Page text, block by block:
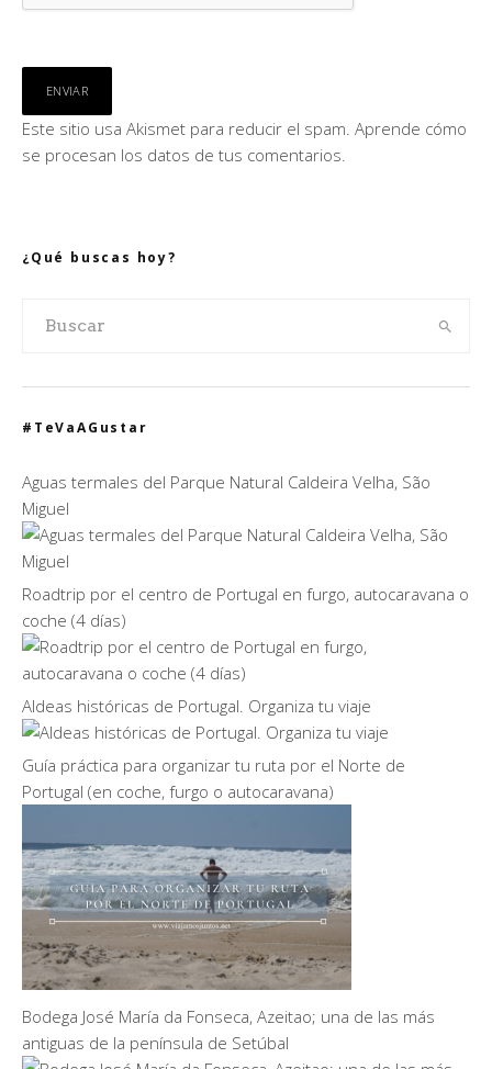
Este sitio usa Akismet para reducir el spam. Aprende cómo
se procesan los datos de tus comentarios.
¿Qué buscas hoy?
#TeVaAGustar
Aguas termales del Parque Natural Caldeira Velha, São
Miguel
Roadtrip por el centro de Portugal en furgo, autocaravana o
coche (4 días)
Aldeas históricas de Portugal. Organiza tu viaje
Guía práctica para organizar tu ruta por el Norte de
Portugal (en coche, furgo o autocaravana)
Bodega José María da Fonseca, Azeitao; una de las más
antiguas de la península de Setúbal